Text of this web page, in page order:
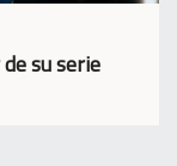
su serie